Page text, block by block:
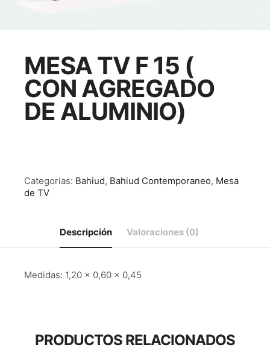
MESA TV F 15 (
CON AGREGADO
DE ALUMINIO)
Categorías: Bahiud, Bahiud Contemporaneo, Mesa
de TV
Descripción Valoraciones (0)
Medidas: 1,20 x 0,60 x 0,45
PRODUCTOS RELACIONADOS